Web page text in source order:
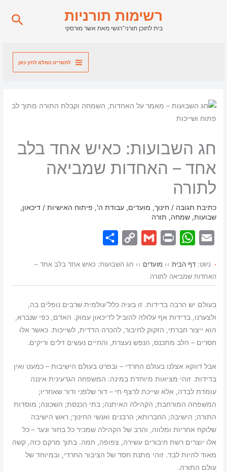
רשימות תורניות
בית לתוכן תורני־רגשי מאת אשר מורסקי
לתפריט המלא לחץ כאן
חג השבועות: כאיש אחד בלב
אחד – האחדות שמביאה
לתורה
כתיבת תגובה / חינוך, מועדים,עבודת ה', פיתוח האישיות /דיכאון,
שבועות,שמחה, תורה
a
i
W
a
t
A
p
p
i
n
G
a
i
p
y
i
n
k
a
r
ניווט:דף הבית ›› מועדים ›› חג השבועות: כאיש אחד בלב אחד –
האחדות שמביאה לתורה
בעולם יש הרבה בדידות. זו בעיה כלל־עולמית שרבים נופלים בה,
ולצערנו, בדידות אף עלולה להוביל לדיכאון עמוק. האדם, כפי שנברא,
הוא ייצור חברתי, הזקוק לחיבור, להכרה הדדית, לשייכות. כאשר אלו
חסרים – הלב מתכנס, הנפש נעצרת, והחיים נעשים דלים וריקים.
אבל דווקא אצלנו בעולם החרדי – ובפרט בעולם הישיבות – כמעט ואין
בדידות. זוהי מציאות מיוחדת במינה: המשפחה הגרעינית איננה
עומדת לבדה, אלא שייכת לרצף חי – דור שלפני ודור שאחריו;
המשפחה המורחבת; הקהילה האיתנה; בתי הכנסת; השכונה; מוסדות
התורה; הישיבה; החברותא; הרבנים ואנשי החינוך; ראש הישיבה
שלוקח אחריות ומלווה, והרב של הקהילה שמכיר כל בחור ונער – כל
אלו יוצרים רשת חיבורים עשירה, צפופה, חמה. בתוך מרקם כזה, קשה
מאוד להיות לבד. זוהי מתנת חסד של הציבור החרדי, ובמיוחד של
עולם התורה.